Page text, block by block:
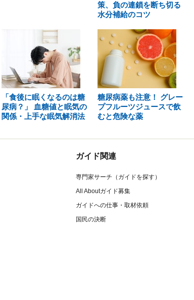
策、負の連鎖を断ち切る
水分補給のコツ
「食後に眠くなるのは糖
尿病？」 血糖値と眠気の
関係・上手な眠気解消法
糖尿病薬も注意！ グレー
プフルーツジュースで飲
むと危険な薬
ガイド関連
専門家サーチ（ガイドを探す）
All Aboutガイド募集
ガイドへの仕事・取材依頼
国民の決断